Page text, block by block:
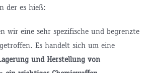
der es hieß:
wir eine sehr spezifische und begrenzte
Es handelt sich um eine
und Herstellung von